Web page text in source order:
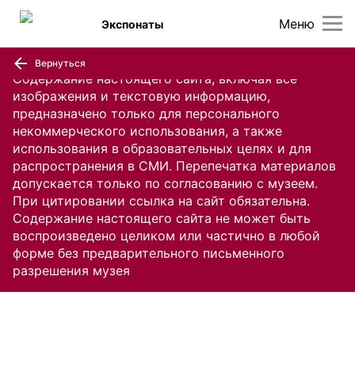
Содержание настоящего сайта, включая все
изображения и текстовую информацию,
предназначено только для персонального
некоммерческого использования, а также
использования в образовательных целях и для
распространения в СМИ. Перепечатка материалов
допускается только по согласованию с музеем.
При цитировании ссылка на сайт обязательна.
Содержание настоящего сайта не может быть
воспроизведено целиком или частично в любой
форме без предварительного письменного
разрешения музея
Меню
Экспонаты
Вернуться